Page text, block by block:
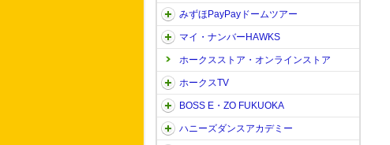
みずほPayPayドームツアー
マイ・ナンバーHAWKS
ホークスストア・オンラインストア
ホークスTV
BOSS E・ZO FUKUOKA
ハニーズダンスアカデミー